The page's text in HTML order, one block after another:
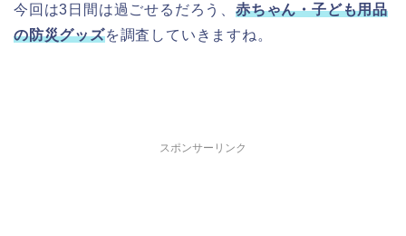
今回は3日間は過ごせるだろう、 赤ちゃん・子ども用品
の防災グッズを調査していきますね。
スポンサーリンク